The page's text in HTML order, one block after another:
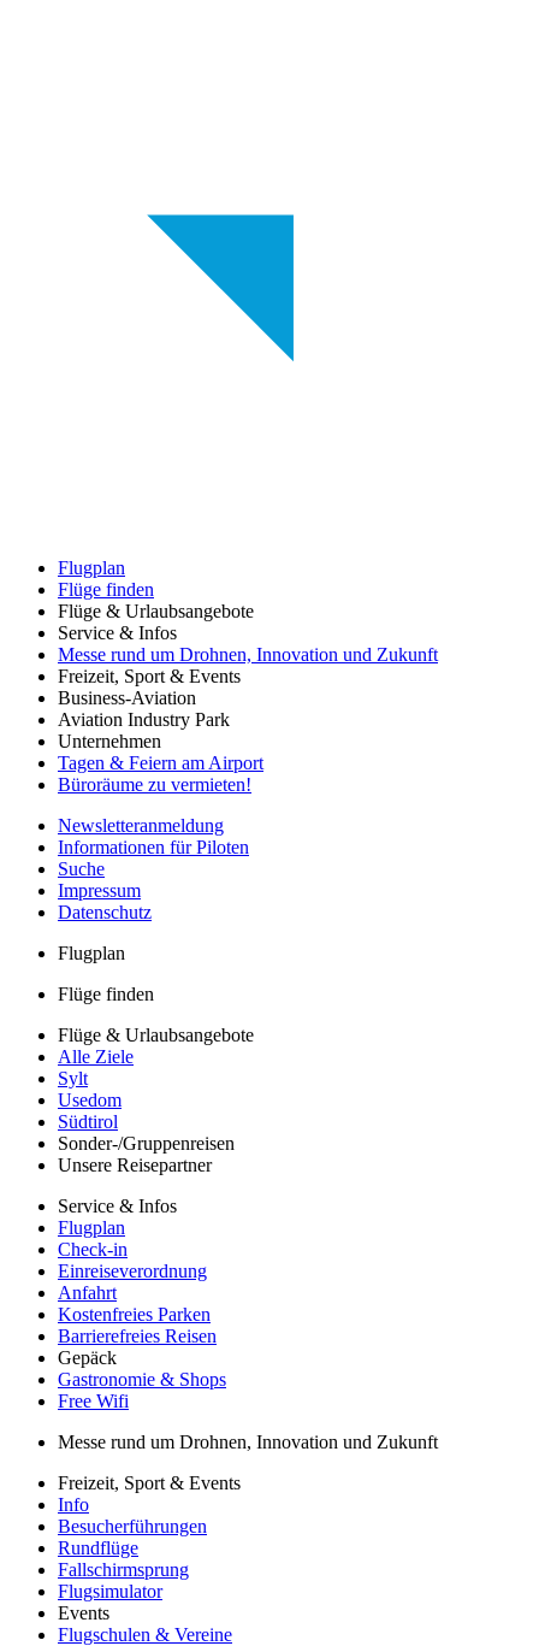
Flugplan
Flüge finden
Flüge & Urlaubsangebote
Service & Infos
Messe rund um Drohnen, Innovation und Zukunft
Freizeit, Sport & Events
Business-Aviation
Aviation Industry Park
Unternehmen
Tagen & Feiern am Airport
Büroräume zu vermieten!
Newsletteranmeldung
Informationen für Piloten
Suche
Impressum
Datenschutz
Flugplan
Flüge finden
Flüge & Urlaubsangebote
Alle Ziele
Sylt
Usedom
Südtirol
Sonder-/Gruppenreisen
Unsere Reisepartner
Service & Infos
Flugplan
Check-in
Einreiseverordnung
Anfahrt
Kostenfreies Parken
Barrierefreies Reisen
Gepäck
Gastronomie & Shops
Free Wifi
Messe rund um Drohnen, Innovation und Zukunft
Freizeit, Sport & Events
Info
Besucherführungen
Rundflüge
Fallschirmsprung
Flugsimulator
Events
Flugschulen & Vereine